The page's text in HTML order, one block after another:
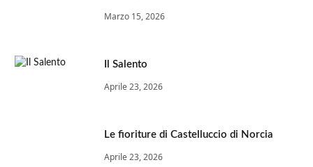
Marzo 15, 2026
Il Salento
Aprile 23, 2026
Le fioriture di Castelluccio di Norcia
Aprile 23, 2026